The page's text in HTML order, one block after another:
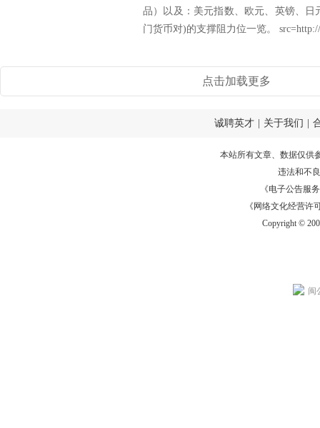
品）以及：美元指数、欧元、英镑、
门货币对)的支撑阻力位一览。
点击加载更多
诚聘英才 关于我们
本站所有文章、数据仅供
违法和不
《电子公告服务
《网络文化经营许
Copyright ©
闽